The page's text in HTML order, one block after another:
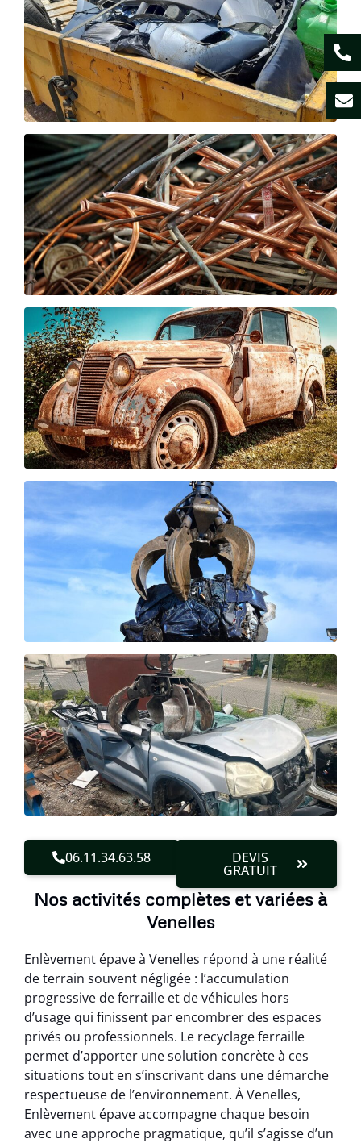
06.11.34.63.58 DEVIS
GRATUIT
Nos activités complètes et variées à
Venelles
Enlèvement épave à Venelles répond à une réalité
de terrain souvent négligée : l’accumulation
progressive de ferraille et de véhicules hors
d’usage qui finissent par encombrer des espaces
privés ou professionnels. Le recyclage ferraille
permet d’apporter une solution concrète à ces
situations tout en s’inscrivant dans une démarche
respectueuse de l’environnement. À Venelles,
Enlèvement épave accompagne chaque besoin
avec une approche pragmatique, qu’il s’agisse d’un